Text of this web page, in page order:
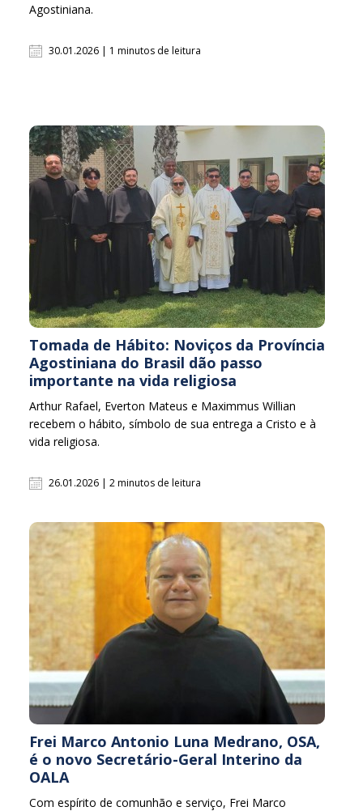
Agostiniana.
30.01.2026 | 1 minutos de leitura
Tomada de Hábito: Noviços da Província
Agostiniana do Brasil dão passo
importante na vida religiosa
Arthur Rafael, Everton Mateus e Maximmus Willian
recebem o hábito, símbolo de sua entrega a Cristo e à
vida religiosa.
26.01.2026 | 2 minutos de leitura
Frei Marco Antonio Luna Medrano, OSA,
é o novo Secretário-Geral Interino da
OALA
Com espírito de comunhão e serviço, Frei Marco